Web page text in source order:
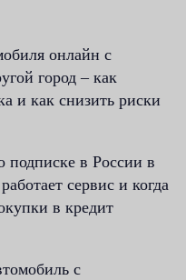
онлайн с
город – как
и как снизить риски
подписке в России в
сервис и когда
в кредит
с